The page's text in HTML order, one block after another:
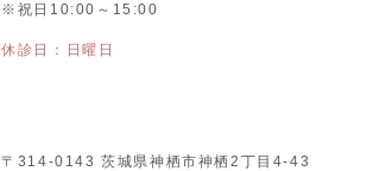
※祝日10:00～15:00
休診日：日曜日
〒314-0143 茨城県神栖市神栖2丁目4-43